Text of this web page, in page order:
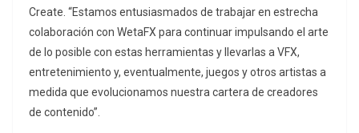
Create. “Estamos entusiasmados de trabajar en estrecha
colaboración con WetaFX para continuar impulsando el arte
de lo posible con estas herramientas y llevarlas a VFX,
entretenimiento y, eventualmente, juegos y otros artistas a
medida que evolucionamos nuestra cartera de creadores
de contenido”.